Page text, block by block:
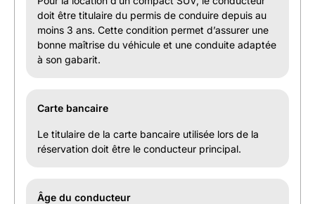
doit être titulaire du permis de conduire depuis au
moins 3 ans. Cette condition permet d’assurer une
bonne maîtrise du véhicule et une conduite adaptée
à son gabarit.
Carte bancaire
Le titulaire de la carte bancaire utilisée lors de la
réservation doit être le conducteur principal.
Âge du conducteur